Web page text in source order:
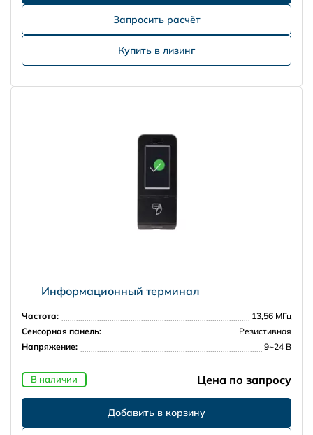
Запросить расчёт
Купить в лизинг
Информационный терминал
Частота:
13,56 МГц
Сенсорная панель:
Резистивная
Напряжение:
9~24 В
В наличии Цена по запросу